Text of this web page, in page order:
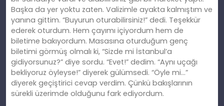
Başka da yer yoktu zaten. Valizimle ayakta kalmıştım ve
yanına gittim. “Buyurun oturabilirsiniz!” dedi. Teşekkür
ederek oturdum. Hem çayımı içiyordum hem de
biletime bakıyordum. Masasına oturduğum genç
biletimi görmüş olmalı ki, “Sizde mi İstanbul’a
gidiyorsunuz?” diye sordu. “Evet!” dedim. “Aynı uçağı
bekliyoruz öyleyse!” diyerek gülümsedi. “Öyle mi…”
diyerek geçiştirici cevap verdim. Çünkü bakışlarının
sürekli üzerimde olduğunu fark ediyordum.